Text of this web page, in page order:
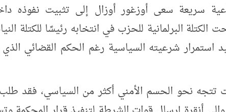
سريعة سعى أوزغور أوزال إلى تثبيت نفوذه
الكتلة البرلمانية للحزب في انتخابه رئيسًا للكتلة
استمرار شرعيته السياسية رغم الحكم القضائي
تتجه نحو الحسم الأمني أكثر من السياسي، فقد